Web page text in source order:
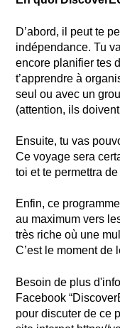
D’abord, il peut te
indépendance. Tu
encore planifier tes
t’apprendre à
seul ou avec un
(attention, ils
Ensuite, tu vas
Ce voyage sera
toi et te permettra
Enfin, ce
au maximum vers
très riche où une
C’est le moment de
Besoin de plus
Facebook
pour discuter de ce